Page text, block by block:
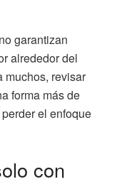
garantizan
alrededor del
muchos, revisar
forma más de
el enfoque
con